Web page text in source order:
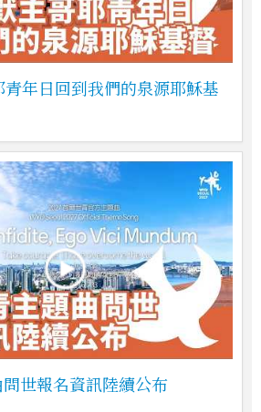
年日回到我們的泉源耶穌基
世報名資訊陸續公布